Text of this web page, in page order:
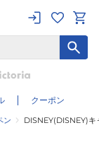
クーポン
ン DISNEY(DISNEY)キ